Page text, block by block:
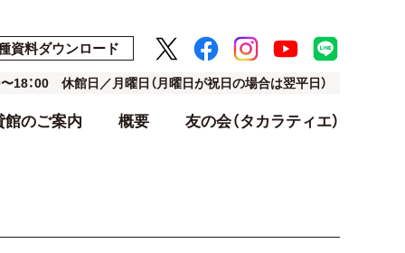
資料ダウンロード
18：00 休館日／月曜日（月曜日が祝日の場合は翌平日）
館のご案内 概要 友の会（タカラティエ）